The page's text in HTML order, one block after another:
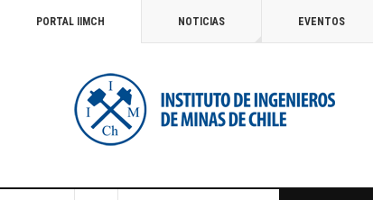
PORTAL IIMCH NOTICIAS EVENTOS